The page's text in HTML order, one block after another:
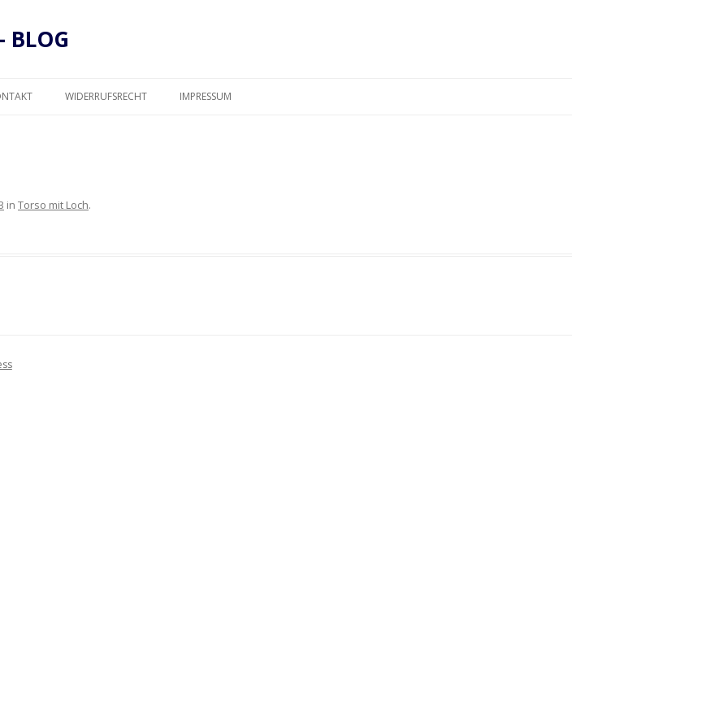
BLOG
Inhalt
WIDERRUFSRECHT IMPRESSUM
in Torso mit Loch.